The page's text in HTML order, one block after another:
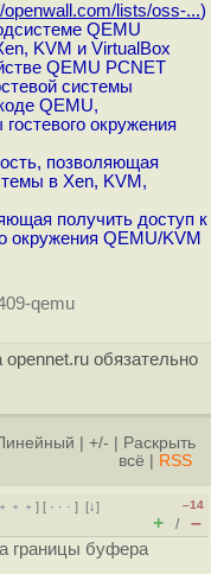
openwall.com/lists/oss-...)
QEMU
KVM и VirtualBox
QEMU PCNET
системы
QEMU,
окружения
позволяющая
в Xen, KVM,
получить доступ к
окружения QEMU/KVM
qemu
обязательно
+/-
Раскрыть
всё
RSS
﹢﹢﹢] [ · · ·][↓]
–14
+ / –
границы буфера